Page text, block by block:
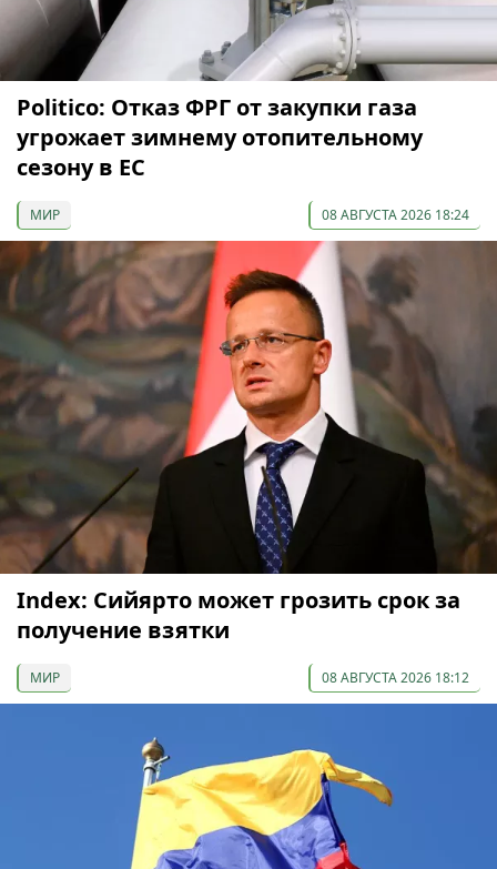
Politico: Отказ ФРГ от закупки газа
угрожает зимнему отопительному
сезону в ЕС
МИР 08 АВГУСТА 2026 18:24
Index: Сийярто может грозить срок за
получение взятки
МИР 08 АВГУСТА 2026 18:12